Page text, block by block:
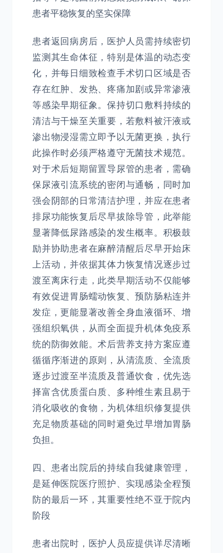
患者平稳恢复的坚实保障
患者返回病房后，医护人员需持续密切
监测其生命体征，特别是体温的动态变
化，并每日细致检查手术切口区域是否
存在红肿、发热、疼痛加剧或异常渗液
等感染早期征象。保持切口敷料持续的
清洁与干燥至关重要，若敷料被汗液或
渗出物浸湿需立即予以无菌更换，执行
此操作时必须严格遵守无菌技术规范。
对于术后短期留置导尿管的患者，需确
保尿液引流系统的密闭与通畅，同时加
强会阴部的日常清洁护理，并应在患者
排尿功能恢复后尽早拔除导管，此举能
显著降低尿路感染的发生概率。积极鼓
励并协助患者在麻醉清醒后尽早开始床
上活动，并依据其体力恢复情况逐步过
渡至离床行走，此类早期活动不仅能够
有效促进胃肠蠕动恢复、预防肠粘连并
发症，更能显著改善全身血液循环、增
强组织氧供，从而全面提升机体免疫系
统的防御效能。术后营养支持方案应遵
循循序渐进的原则，从清流质、全流质
逐步过渡至半流质及普通饮食，优先选
择富含优质蛋白质、多种维生素且易于
消化吸收的食物，为机体组织修复提供
充足物质基础的同时避免过早增加胃肠
负担。
四、患者出院后的持续自我健康管理，
是延伸医院医疗照护、实现感染全程预
防的最后一环，其重要性绝不亚于院内
阶段
患者出院时，医护人员应提供详尽清晰